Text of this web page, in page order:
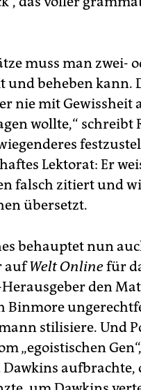
muss man zwei-
und beheben kann.
nie mit Gewissheit
wollte,“ schreibt
Lektorat: Er
falsch zitiert und
übersetzt.
behauptet nun
aufWelt Onlinefür
den
Binmore
stilisiere. Und
„egoistischen
Dawkins